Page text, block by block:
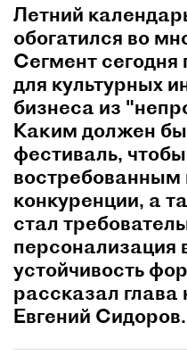
Летний
обогатился во
Сегмент сегодня
для культурных
бизнеса из
Каким должен
фестиваль,
востребованным
конкуренции, а
стал
персонализация
устойчивость
рассказал
Евгений Сидоров.